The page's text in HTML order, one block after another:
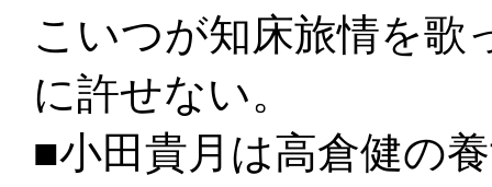
こいつが知床旅情を歌
に許せない。
■小田貴月は高倉健の